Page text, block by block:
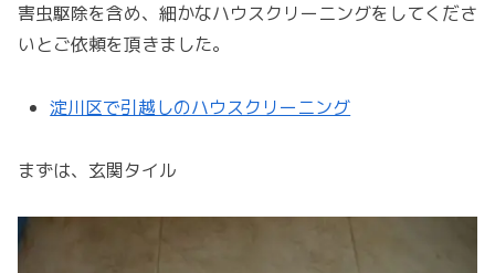
害虫駆除を含め、細かなハウスクリーニングをしてくださ
いとご依頼を頂きました。
淀川区で引越しのハウスクリーニング
まずは、玄関タイル